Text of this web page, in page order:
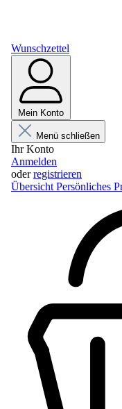
Wunschzettel
Mein Konto
Menü schließen
Ihr Konto
Anmelden
oderregistrieren
Übersicht Persönliches